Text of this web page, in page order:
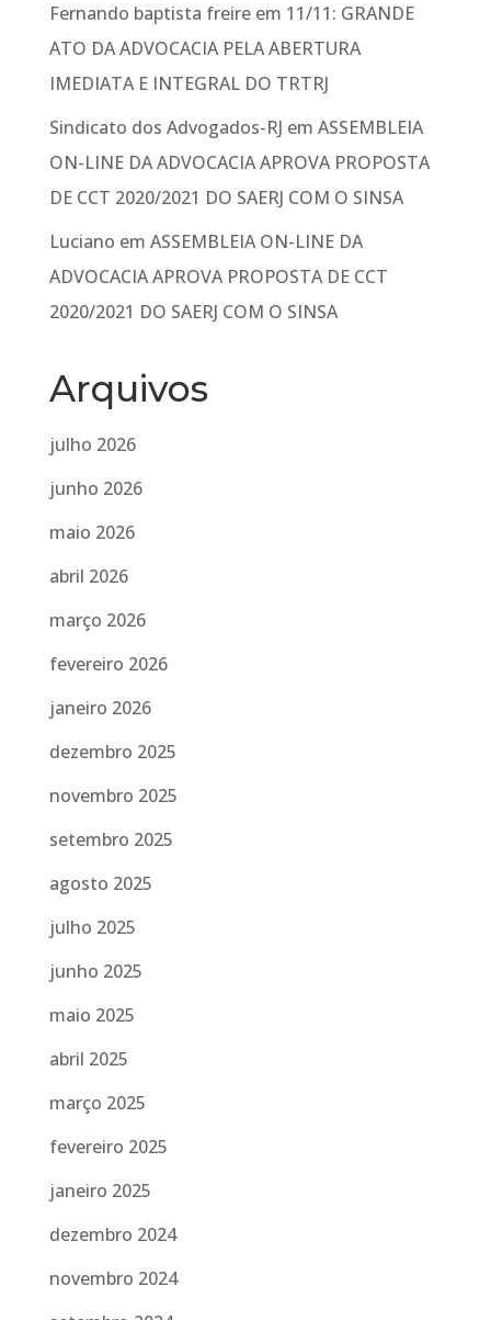
Fernando baptista freireem 11/11: GRANDE
ATO DA ADVOCACIA PELA ABERTURA
IMEDIATA E INTEGRAL DO TRTRJ
Sindicato dos Advogados-RJ em ASSEMBLEIA
ON-LINE DA ADVOCACIA APROVA PROPOSTA
DE CCT 2020/2021 DO SAERJ COM O SINSA
Luciano em ASSEMBLEIA ON-LINE DA
ADVOCACIA APROVA PROPOSTA DE CCT
2020/2021 DO SAERJ COM O SINSA
Arquivos
julho 2026
junho 2026
maio 2026
abril 2026
março 2026
fevereiro 2026
janeiro 2026
dezembro 2025
novembro 2025
setembro 2025
agosto 2025
julho 2025
junho 2025
maio 2025
abril 2025
março 2025
fevereiro 2025
janeiro 2025
dezembro 2024
novembro 2024